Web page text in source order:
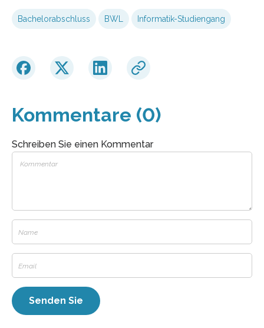
Bachelorabschluss BWL Informatik-Studiengang
Kommentare (0)
Schreiben Sie einen Kommentar